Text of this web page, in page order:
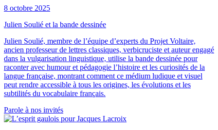
8 octobre 2025
Julien Soulié et la bande dessinée
Julien Soulié, membre de l’équipe d’experts du Projet Voltaire,
ancien professeur de lettres classiques, verbicruciste et auteur engagé
dans la vulgarisation linguistique, utilise la bande dessinée pour
raconter avec humour et pédagogie l’histoire et les curiosités de la
langue française, montrant comment ce médium ludique et visuel
peut rendre accessible à tous les origines, les évolutions et les
subtilités du vocabulaire français.
Parole à nos invités